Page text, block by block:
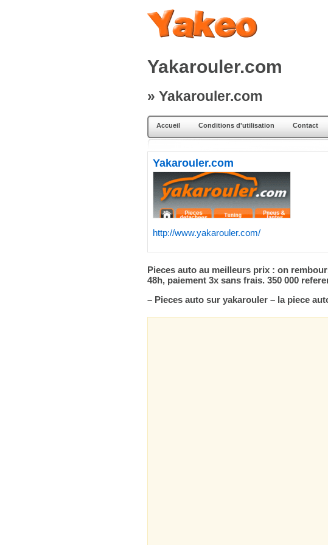
Yakarouler.com
» Yakarouler.com
Accueil Conditions d'utilisation Contact
Yakarouler.com
http://www.yakarouler.com/
Pieces auto au meilleurs prix : on
48h, paiement 3x sans frais. 350 000
– Pieces auto sur yakarouler – la piece